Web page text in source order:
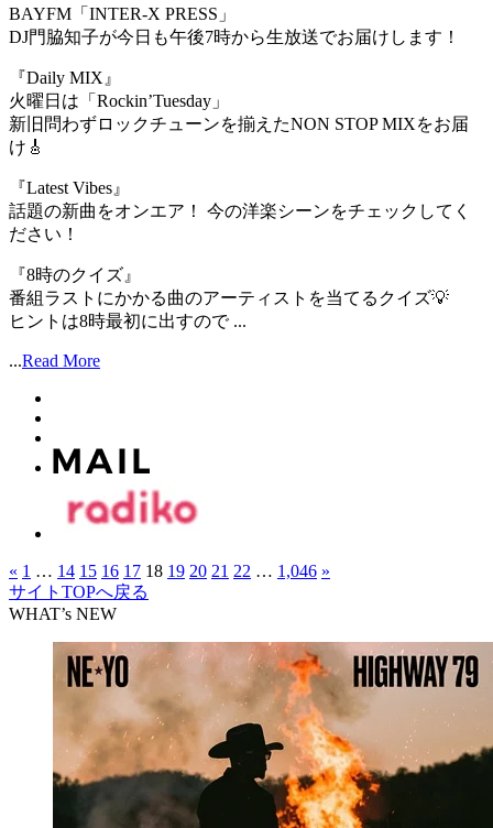
BAYFM「INTER-X PRESS」
DJ門脇知子が今日も午後7時から生放送でお届けします！
『Daily MIX』
火曜日は「Rockin’Tuesday」
新旧問わずロックチューンを揃えたNON STOP MIXをお届
け🎸
『Latest Vibes』
話題の新曲をオンエア！ 今の洋楽シーンをチェックしてく
ださい！
『8時のクイズ』
番組ラストにかかる曲のアーティストを当てるクイズ💡
ヒントは8時最初に出すので ...
...Read More
« 1 … 14 15 16 17 18 19 20 21 22 … 1,046 »
サイトTOPへ戻る
WHAT’s NEW